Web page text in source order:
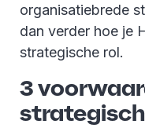
organisatiebrede
dan verder hoe je
strategische rol.
3